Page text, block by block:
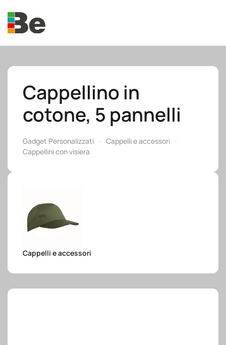
Skip to main content
Cappellino in
cotone, 5 pannelli
Gadget Personalizzati
Cappelli e accessori
Cappellini con visiera
Cappelli e accessori